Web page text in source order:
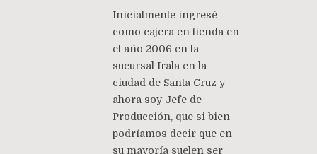
Inicialmente ingresé
como cajera en tienda en
el año 2006 en la
sucursal Irala en la
ciudad de Santa Cruz y
ahora soy Jefe de
Producción, que si bien
podríamos decir que en
su mayoría suelen ser